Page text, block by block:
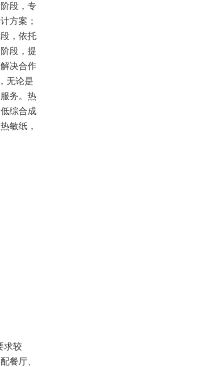
段，专
方案；
，依托
段，提
决合作
无论是
务。热
综合成
敏纸，
求较
餐厅、